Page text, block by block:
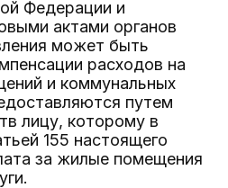
Федерации и
актами органов
может быть
расходов на
и коммунальных
путем
лицу, которому в
155 настоящего
за жилые помещения